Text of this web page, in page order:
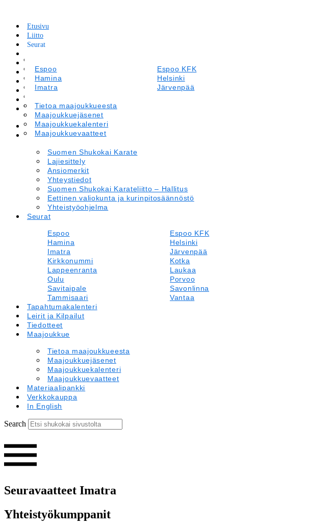
Etusivu
Liitto
Lajiesittely
Ansiomerkit
Yhteystiedot
Eettinen valiokunta ja kurinpitosäännöstö
Yhteistyöohjelma
Seurat
Espoo
Espoo KFK
Hamina
Helsinki
Imatra
Järvenpää
Lappeenranta
Oulu
Savitaipale
Tammisaari
Tiedotteet
Maajoukkue
Tietoa maajoukkueesta
Maajoukkuejäsenet
Maajoukkuekalenteri
Maajoukkuevaatteet
Materiaalipankki
In English
Etusivu
Liitto
Suomen Shukokai Karate
Lajiesittely
Ansiomerkit
Yhteystiedot
Suomen Shukokai Karateliitto – Hallitus
Eettinen valiokunta ja kurinpitosäännöstö
Yhteistyöohjelma
Seurat
Espoo
Espoo KFK
Hamina
Helsinki
Imatra
Järvenpää
Kirkkonummi
Kotka
Lappeenranta
Laukaa
Oulu
Porvoo
Savitaipale
Savonlinna
Tammisaari
Vantaa
Tapahtumakalenteri
Leirit ja Kilpailut
Tiedotteet
Maajoukkue
Tietoa maajoukkueesta
Maajoukkuejäsenet
Maajoukkuekalenteri
Maajoukkuevaatteet
Materiaalipankki
Verkkokauppa
In English
Search
Seuravaatteet Imatra
Yhteistyökumppanit